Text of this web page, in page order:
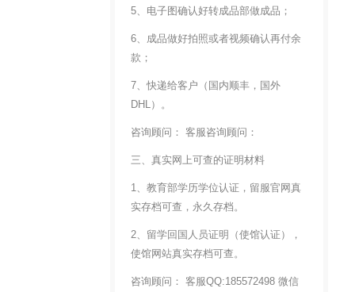
5、电子图确认好转成品部做成品；
6、成品做好拍照或者视频确认再付余
款；
7、快递给客户（国内顺丰，国外
DHL）。
咨询顾问： 客服咨询顾问：
三、真实网上可查的证明材料
1、教育部学历学位认证，留服官网真
实存档可查，永久存档。
2、留学回国人员证明（使馆认证），
使馆网站真实存档可查。
咨询顾问： 客服QQ:185572498 微信